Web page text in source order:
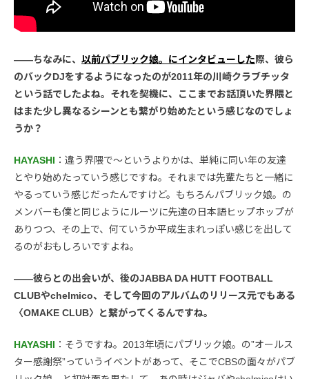
――ちなみに、 以前パブリック娘。にインタビューした際、彼ら
のバックDJをするようになったのが2011年の川崎クラブチッタ
という話でしたよね。それを契機に、ここまでお話頂いた界隈と
はまた少し異なるシーンとも繋がり始めたという感じなのでしょ
うか？
HAYASHI ：違う界隈で〜というよりかは、単純に同い年の友達
とやり始めたっていう感じですね。それまでは先輩たちと一緒に
やるっていう感じだったんですけど。もちろんパブリック娘。の
メンバーも僕と同じようにルーツに先達の日本語ヒップホップが
ありつつ、その上で、何ていうか平成生まれっぽい感じを出して
るのがおもしろいですよね。
――彼らとの出会いが、後のJABBA DA HUTT FOOTBALL
CLUBやchelmico、そして今回のアルバムのリリース元でもある
〈OMAKE CLUB〉と繋がってくるんですね。
HAYASHI ：そうですね。2013年頃にパブリック娘。の”オールス
ター感謝祭”っていうイベントがあって、そこでCBSの面々がパブ